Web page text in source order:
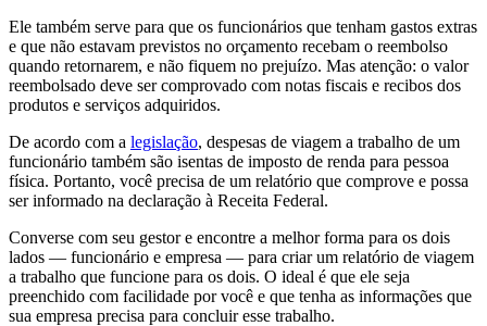
Ele também serve para que os funcionários que tenham gastos extras
e que não estavam previstos no orçamento recebam o reembolso
quando retornarem, e não fiquem no prejuízo. Mas atenção: o valor
reembolsado deve ser comprovado com notas fiscais e recibos dos
produtos e serviços adquiridos.
De acordo com a legislação, despesas de viagem a trabalho de um
funcionário também são isentas de imposto de renda para pessoa
física. Portanto, você precisa de um relatório que comprove e possa
ser informado na declaração à Receita Federal.
Converse com seu gestor e encontre a melhor forma para os dois
lados — funcionário e empresa — para criar um relatório de viagem
a trabalho que funcione para os dois. O ideal é que ele seja
preenchido com facilidade por você e que tenha as informações que
sua empresa precisa para concluir esse trabalho.